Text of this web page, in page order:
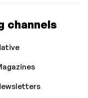
channels